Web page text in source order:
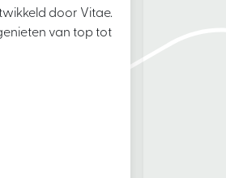
door Vitae.
van top tot